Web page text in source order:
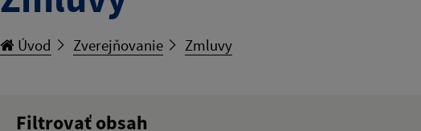
Úvod Zverejňovanie Zmluvy
Filtrovať obsah